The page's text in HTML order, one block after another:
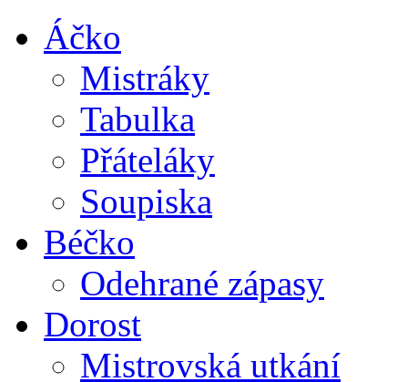
Áčko
Mistráky
Tabulka
Přáteláky
Soupiska
Béčko
Odehrané zápasy
Dorost
Mistrovská utkání